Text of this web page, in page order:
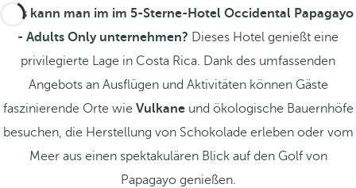
Was kann man im im 5-Sterne-Hotel Occidental Papagayo
- Adults Only unternehmen? Dieses Hotel genießt eine
privilegierte Lage in Costa Rica. Dank des umfassenden
Angebots an Ausflügen und Aktivitäten können Gäste
faszinierende Orte wie Vulkane und ökologische Bauernhöfe
besuchen, die Herstellung von Schokolade erleben oder vom
Meer aus einen spektakulären Blick auf den Golf von
Papagayo genießen.